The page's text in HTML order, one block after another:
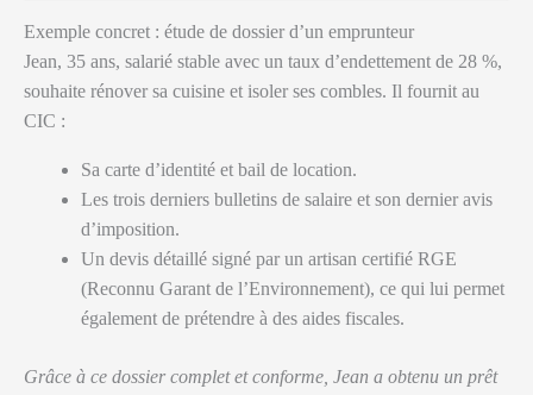
Exemple concret : étude de dossier d’un emprunteur
Jean, 35 ans, salarié stable avec un taux d’endettement de 28 %,
souhaite rénover sa cuisine et isoler ses combles. Il fournit au
CIC :
Sa carte d’identité et bail de location.
Les trois derniers bulletins de salaire et son dernier avis
d’imposition.
Un devis détaillé signé par un artisan certifié RGE
(Reconnu Garant de l’Environnement), ce qui lui permet
également de prétendre à des aides fiscales.
Grâce à ce dossier complet et conforme, Jean a obtenu un prêt